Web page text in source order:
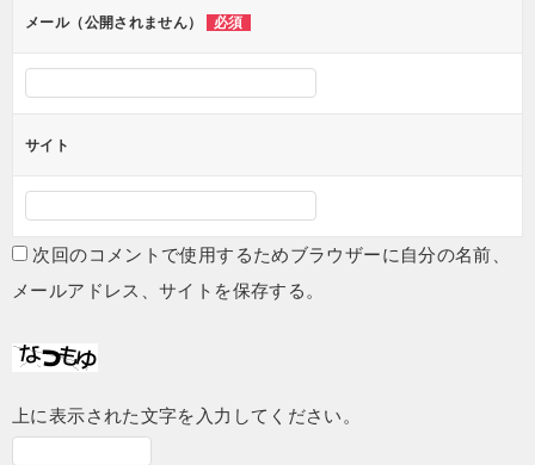
メール（公開されません） 必須
サイト
次回のコメントで使用するためブラウザーに自分の名前、
メールアドレス、サイトを保存する。
上に表示された文字を入力してください。